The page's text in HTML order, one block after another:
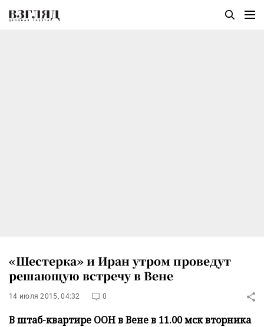
«Шестерка» и Иран утром проведут
решающую встречу в Вене
14 июля 2015, 04:32 0
В штаб-квартире ООН в Вене в 11.00 мск вторника